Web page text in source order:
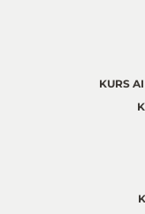
KURS